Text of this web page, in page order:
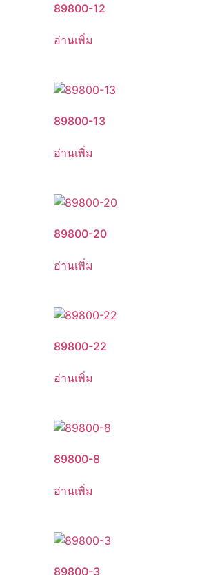
89800-12
อ่านเพิ่ม
89800-13
อ่านเพิ่ม
89800-20
อ่านเพิ่ม
89800-22
อ่านเพิ่ม
89800-8
อ่านเพิ่ม
89800-3